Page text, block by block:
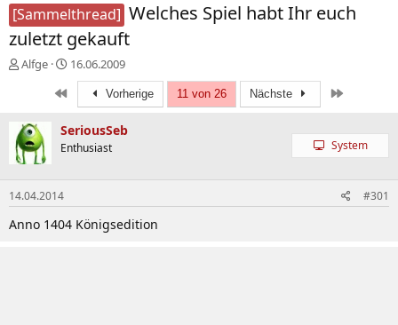
[Sammelthread] Welches Spiel habt Ihr euch
zuletzt gekauft
E
e
l
l
r
Alfge
E
e
l
m
16.06.2009
Erste Vorherige 11 von 26 Nächste
SeriousSeb
Enthusiast System
14.04.2014 #301
Anno 1404 Königsedition